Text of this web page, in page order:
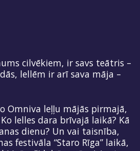
cilvēkiem, ir savs teātris –
lellēm ir arī sava māja –
Omniva leļļu mājās pirmajā,
lelles dara brīvajā laikā? Kā
dienu? Un vai taisnība,
festivāla “Staro Rīga” laikā,